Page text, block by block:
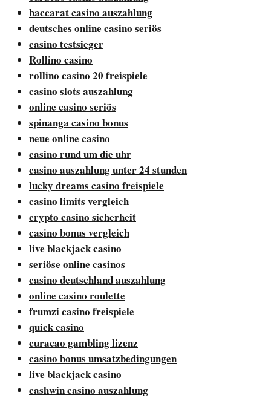
baccarat casino auszahlung
deutsches online casino seriös
casino testsieger
Rollino casino
rollino casino 20 freispiele
casino slots auszahlung
online casino seriös
spinanga casino bonus
neue online casino
casino rund um die uhr
casino auszahlung unter 24 stunden
lucky dreams casino freispiele
casino limits vergleich
crypto casino sicherheit
casino bonus vergleich
live blackjack casino
seriöse online casinos
casino deutschland auszahlung
online casino roulette
frumzi casino freispiele
quick casino
curacao gambling lizenz
casino bonus umsatzbedingungen
live blackjack casino
cashwin casino auszahlung